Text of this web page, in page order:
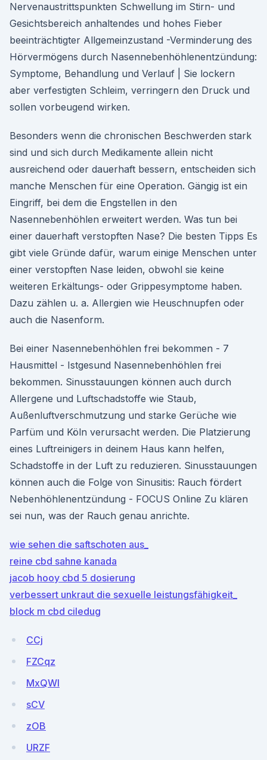
Nervenaustrittspunkten Schwellung im Stirn- und
Gesichtsbereich anhaltendes und hohes Fieber
beeinträchtigter Allgemeinzustand -Verminderung des
Hörvermögens durch Nasennebenhöhlenentzündung:
Symptome, Behandlung und Verlauf | Sie lockern
aber verfestigten Schleim, verringern den Druck und
sollen vorbeugend wirken.
Besonders wenn die chronischen Beschwerden stark
sind und sich durch Medikamente allein nicht
ausreichend oder dauerhaft bessern, entscheiden sich
manche Menschen für eine Operation. Gängig ist ein
Eingriff, bei dem die Engstellen in den
Nasennebenhöhlen erweitert werden. Was tun bei
einer dauerhaft verstopften Nase? Die besten Tipps Es
gibt viele Gründe dafür, warum einige Menschen unter
einer verstopften Nase leiden, obwohl sie keine
weiteren Erkältungs- oder Grippesymptome haben.
Dazu zählen u. a. Allergien wie Heuschnupfen oder
auch die Nasenform.
Bei einer Nasennebenhöhlen frei bekommen - 7
Hausmittel - Istgesund Nasennebenhöhlen frei
bekommen. Sinusstauungen können auch durch
Allergene und Luftschadstoffe wie Staub,
Außenluftverschmutzung und starke Gerüche wie
Parfüm und Köln verursacht werden. Die Platzierung
eines Luftreinigers in deinem Haus kann helfen,
Schadstoffe in der Luft zu reduzieren. Sinusstauungen
können auch die Folge von Sinusitis: Rauch fördert
Nebenhöhlenentzündung - FOCUS Online Zu klären
sei nun, was der Rauch genau anrichte.
wie sehen die saftschoten aus_
reine cbd sahne kanada
jacob hooy cbd 5 dosierung
verbessert unkraut die sexuelle leistungsfähigkeit_
block m cbd ciledug
CCj
FZCqz
MxQWl
sCV
zOB
URZF